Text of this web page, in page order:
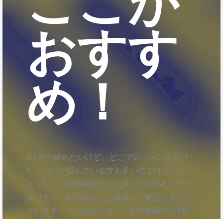
おすす
め！
DTMを始めたいけど、どこでレッスンを受け
たらいいか悩んでいる方も多いのではないでし
ょうか。下総神崎駅内には多くのDTMスクー
ルがあり、初心者から上級者まで幅広く対応し
ています。この記事では、下総神崎駅でDTM